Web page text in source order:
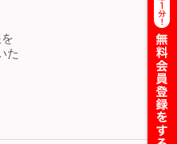
た